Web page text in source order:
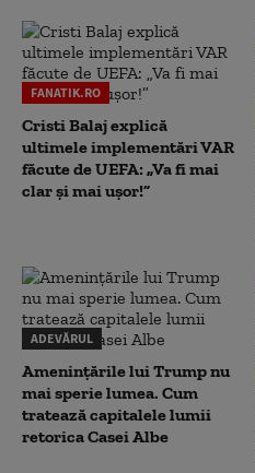
FANATIK.RO
Cristi Balaj explică
ultimele implementări VAR
făcute de UEFA: „Va fi mai
clar și mai ușor!”
ADEVĂRUL
Amenințările lui Trump nu
mai sperie lumea. Cum
tratează capitalele lumii
retorica Casei Albe